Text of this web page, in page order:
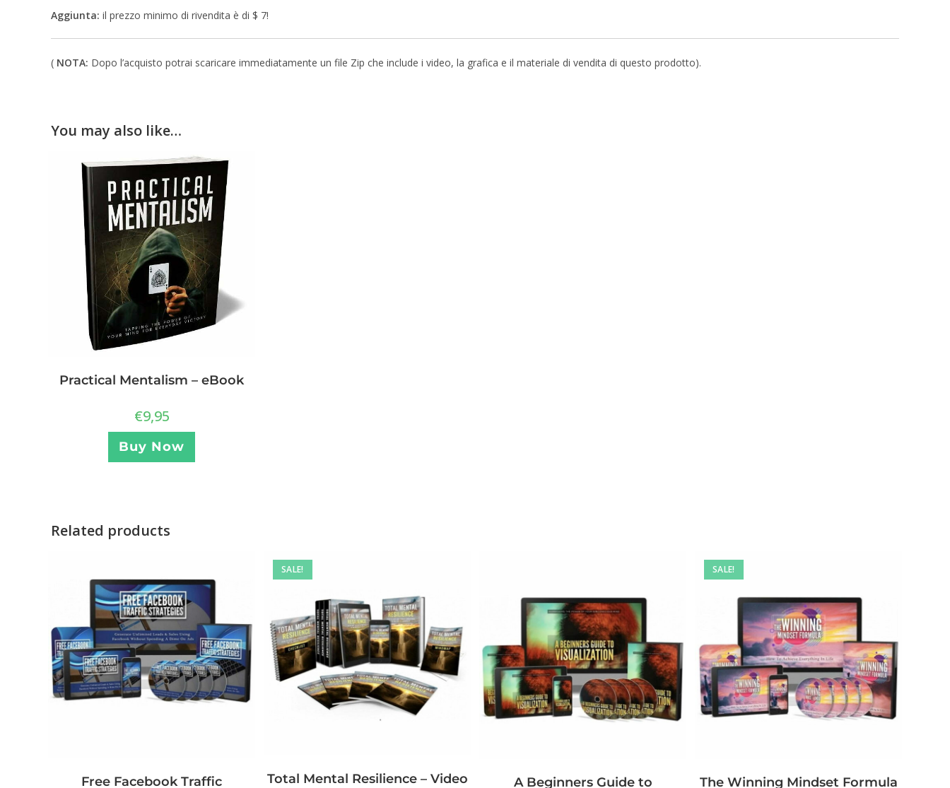
Aggiunta: il prezzo minimo di rivendita è di $ 7!
( NOTA: Dopo l’acquisto potrai scaricare immediatamente un file Zip che include i video, la grafica e il materiale di vendita di questo prodotto).
You may also like…
Practical Mentalism – eBook
€9,95
Buy Now
Related products
Free Facebook Traffic
SALE!
Total Mental Resilience – Video A Beginners Guide to
SALE!
The Winning Mindset Formula